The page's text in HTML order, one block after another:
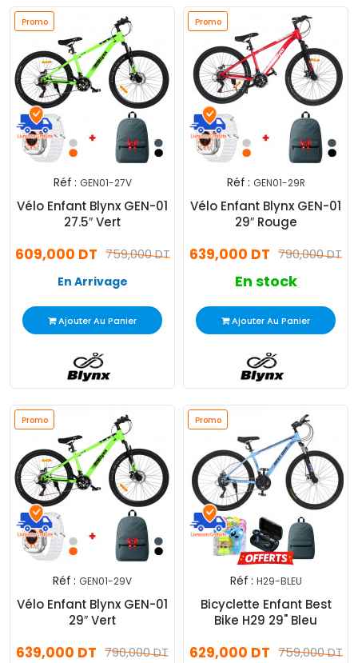
Promo
Réf : GEN01-27V
Vélo Enfant Blynx GEN-01
27.5″ Vert
759,000 DT
609,000 DT
En Arrivage
Ajouter Au Panier
Promo
Réf : GEN01-29R
Vélo Enfant Blynx GEN-01
29″ Rouge
790,000 DT
639,000 DT
En stock
Ajouter Au Panier
Promo
Réf : GEN01-29V
Vélo Enfant Blynx GEN-01
29″ Vert
790,000 DT
639,000 DT
Promo
Réf : H29-BLEU
Bicyclette Enfant Best
Bike H29 29" Bleu
759,000 DT
629,000 DT